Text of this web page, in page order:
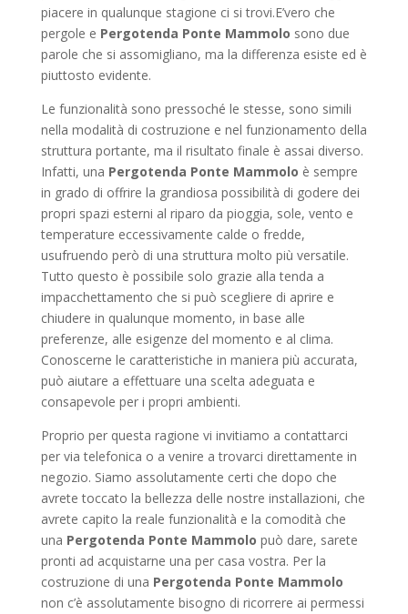
piacere in qualunque stagione ci si trovi.E’vero che
pergole e Pergotenda Ponte Mammolo sono due
parole che si assomigliano, ma la differenza esiste ed è
piuttosto evidente.
Le funzionalità sono pressoché le stesse, sono simili
nella modalità di costruzione e nel funzionamento della
struttura portante, ma il risultato finale è assai diverso.
Infatti, una Pergotenda Ponte Mammolo è sempre
in grado di offrire la grandiosa possibilità di godere dei
propri spazi esterni al riparo da pioggia, sole, vento e
temperature eccessivamente calde o fredde,
usufruendo però di una struttura molto più versatile.
Tutto questo è possibile solo grazie alla tenda a
impacchettamento che si può scegliere di aprire e
chiudere in qualunque momento, in base alle
preferenze, alle esigenze del momento e al clima.
Conoscerne le caratteristiche in maniera più accurata,
può aiutare a effettuare una scelta adeguata e
consapevole per i propri ambienti.
Proprio per questa ragione vi invitiamo a contattarci
per via telefonica o a venire a trovarci direttamente in
negozio. Siamo assolutamente certi che dopo che
avrete toccato la bellezza delle nostre installazioni, che
avrete capito la reale funzionalità e la comodità che
una Pergotenda Ponte Mammolo può dare, sarete
pronti ad acquistarne una per casa vostra. Per la
costruzione di una Pergotenda Ponte Mammolo
non c’è assolutamente bisogno di ricorrere ai permessi